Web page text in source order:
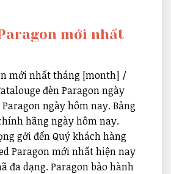
mới nhất
mới nhất tháng [month] /
đèn Paragon ngày
ngày hôm nay. Bảng
hãng ngày hôm nay.
gởi đến Quý khách hàng
Paragon mới nhất hiện nay
đa dạng. Paragon bảo hành